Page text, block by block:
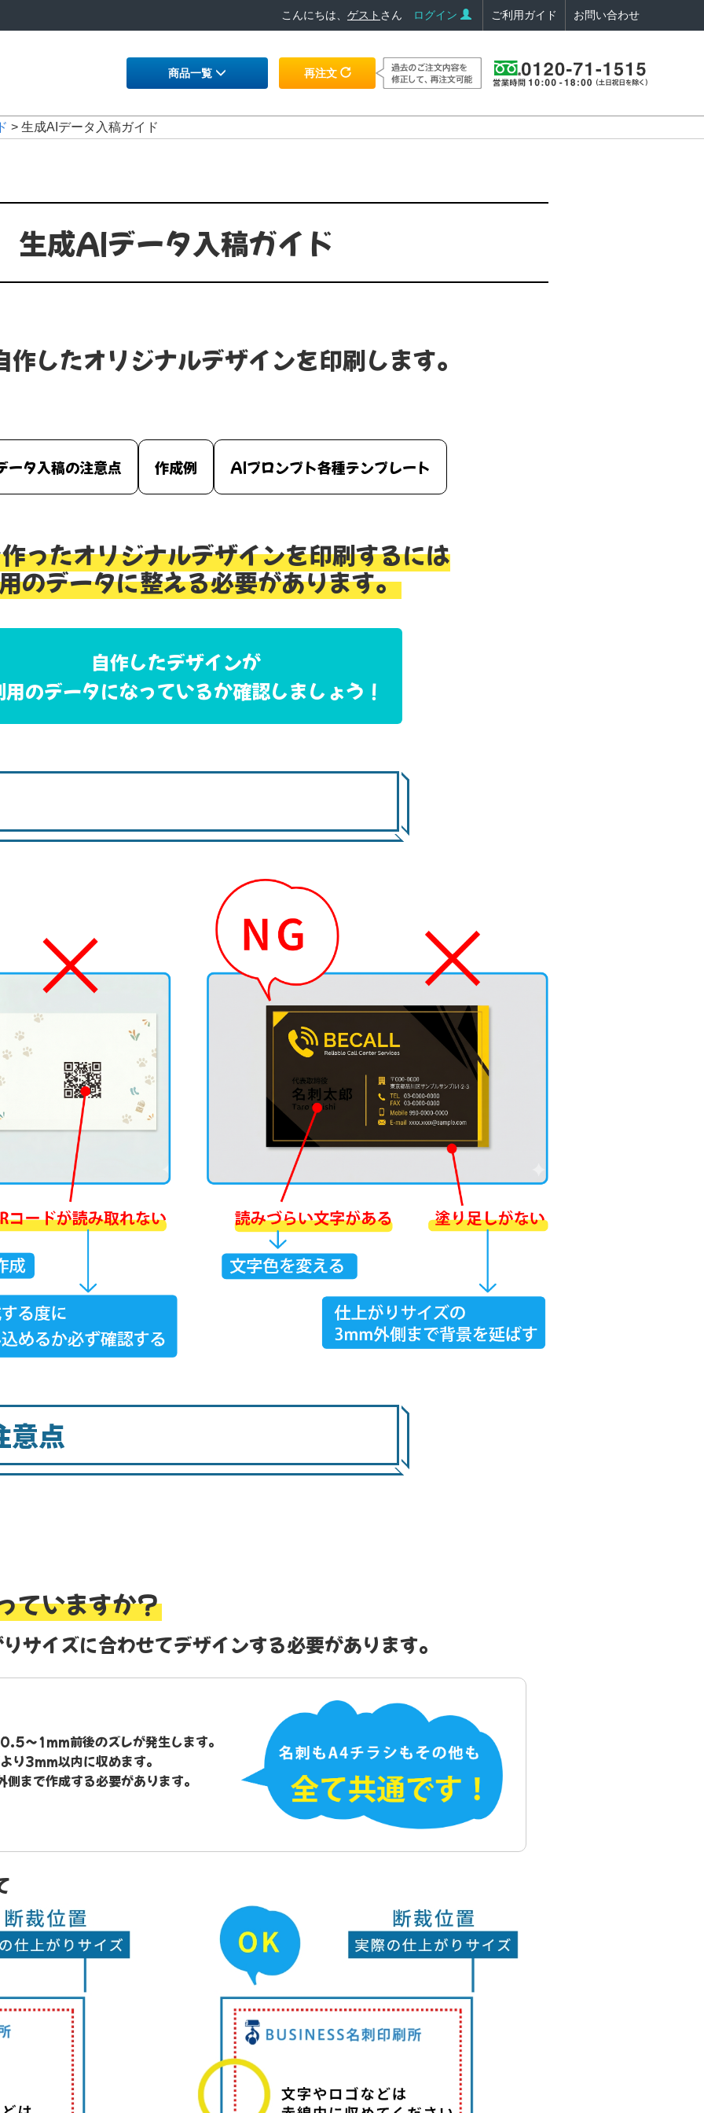
こんにちは、 ゲスト さん ログイン ご利用ガイド お問い合わせ
商品一覧 再注文
> 生成AIデータ入稿ガイド
生成AIデータ入稿ガイド
したオリジナルデザインを印刷します。
ータ入稿の注意点 作成例 AIプロンプト各種テンプレート
ったオリジナルデザインを印刷するには
のデータに整える必要があります。
自作したデザインが
用のデータになっているか確認しましょう！
意点
ていますか？
サイズに合わせてデザインする必要があります。
～1mm前後のズレが発生します。
り3mm以内に収めます。
まで作成する必要があります。